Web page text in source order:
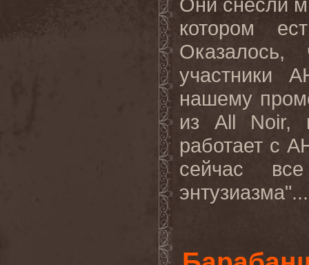
котором
Оказалось,
участники
нашему
из All Noir,
работает с
сейчас